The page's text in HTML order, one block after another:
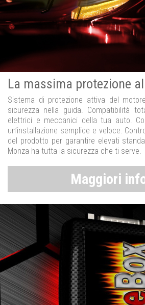
La massima protezione
Sistema di protezione attiva del
sicurezza nella guida. Compatibilità
elettrici e meccanici della tua auto.
un’installazione semplice e veloce.
del prodotto per garantire elevati
Monza ha tutta la sicurezza che ti serve.
Maggiori